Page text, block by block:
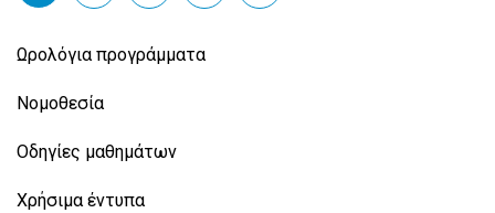
Ωρολόγια προγράμματα
Νομοθεσία
Οδηγίες μαθημάτων
Χρήσιμα έντυπα